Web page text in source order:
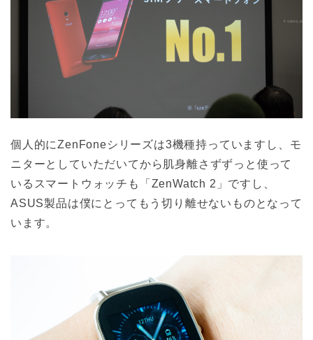
個人的にZenFoneシリーズは3機種持っていますし、モ
ニターとしていただいてから肌身離さずずっと使って
いるスマートウォッチも「ZenWatch 2」ですし、
ASUS製品は僕にとってもう切り離せないものとなって
います。